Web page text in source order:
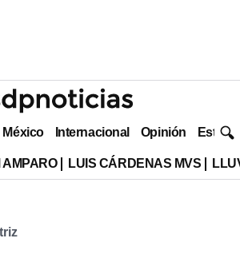
México Internacional Opinión Estilo
LUIS CÁRDENAS MVS